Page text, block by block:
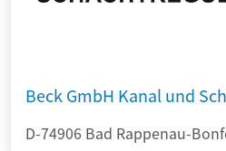
Beck GmbH Kanal und
D-74906 Bad Rappenau-